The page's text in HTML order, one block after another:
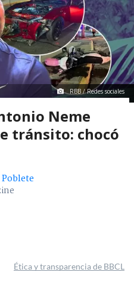
RBB / Redes sociales
Neme
tránsito: chocó
Ética y transparencia de BBCL